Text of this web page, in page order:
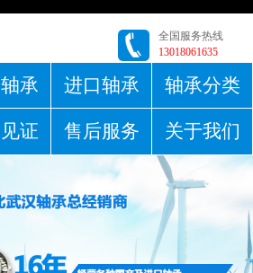
全国服务热线
13018061635
承 进口轴承 轴承分类
证 售后服务 关于我们